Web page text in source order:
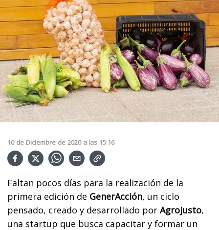
10 de Diciembre de 2020 a las 15:16
Faltan pocos días para la realización de la
primera edición de GenerAcción, un ciclo
pensado, creado y desarrollado por Agrojusto,
una startup que busca capacitar y formar un